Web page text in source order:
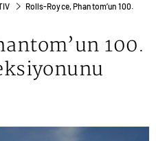
Rolls-Royce, Phantom’un 100.
100.